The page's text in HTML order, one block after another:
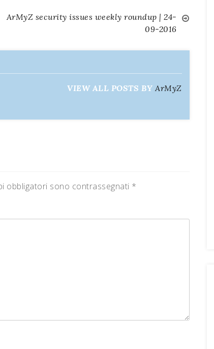
ArMyZ security issues weekly roundup | 24-
09-2016
VIEW ALL POSTS BYArMyZ
obbligatori sono contrassegnati *